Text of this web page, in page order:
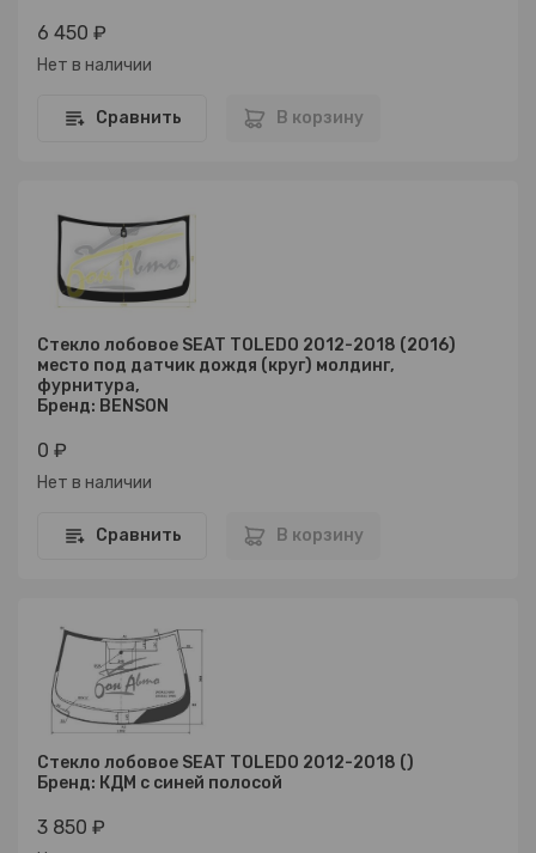
6 450 ₽
Нет в наличии
Сравнить В корзину
Стекло лобовое SEAT TOLEDO 2012-2018 (2016)
место под датчик дождя (круг) молдинг,
фурнитура,
Бренд: BENSON
0 ₽
Нет в наличии
Сравнить В корзину
Стекло лобовое SEAT TOLEDO 2012-2018 ()
Бренд: КДМ с синей полосой
3 850 ₽